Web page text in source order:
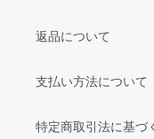
返品について
支払い方法について
特定商取引法に基づ